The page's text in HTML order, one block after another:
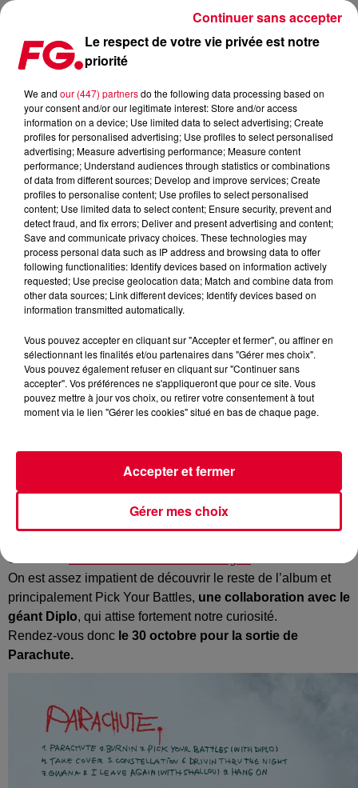
DATE DE SORTIE, NOM, TRACKLIST : TOUT SAVOIR SUR LE NOUVEL ALBUM
Publié : 1er octobre 2020 à 6h38 par Antony Harari
réseaux sociaux, notamment la date de sortie : le 30 octobre
Ce nouvel album aura pour nomParachute
Shallou et
On est assez impatient de découvrir le reste de l’album et
principalement Pick Your Battles, une collaboration avec le
géant Diplo, qui attise fortement notre curiosité.
Rendez-vous donc le 30 octobre pour la sortie de
Parachute.
Le respect de votre vie privée est notre
priorité
We and our (447) partnersdo the following data processing based on
your consent and/or our legitimate interest: Store and/or access
information on a device; Use limited data to select advertising; Create
profiles for personalised advertising; Use profiles to select personalised
advertising; Measure advertising performance; Measure content
performance; Understand audiences through statistics or combinations
of data from different sources; Develop and improve services; Create
profiles to personalise content; Use profiles to select personalised
content; Use limited data to select content; Ensure security, prevent and
detect fraud, and fix errors; Deliver and present advertising and content;
Save and communicate privacy choices. These technologies may
process personal data such as IP address and browsing data to offer
following functionalities: Identify devices based on information actively
requested; Use precise geolocation data; Match and combine data from
other data sources; Link different devices; Identify devices based on
information transmitted automatically.
Vous pouvez accepter en cliquant sur "Accepter et fermer", ou affiner en
sélectionnant les finalités et/ou partenaires dans "Gérer mes choix".
Vous pouvez également refuser en cliquant sur "Continuer sans
accepter". Vos préférences ne s'appliqueront que pour ce site. Vous
pouvez mettre à jour vos choix, ou retirer votre consentement à tout
moment via le lien "Gérer les cookies" situé en bas de chaque page.
Gérer mes choix
Accepter et fermer
Continuer sans accepter